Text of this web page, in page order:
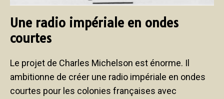
Une radio impériale en ondes
courtes
Le projet de Charles Michelson est énorme. Il
ambitionne de créer une radio impériale en ondes
courtes pour les colonies françaises avec